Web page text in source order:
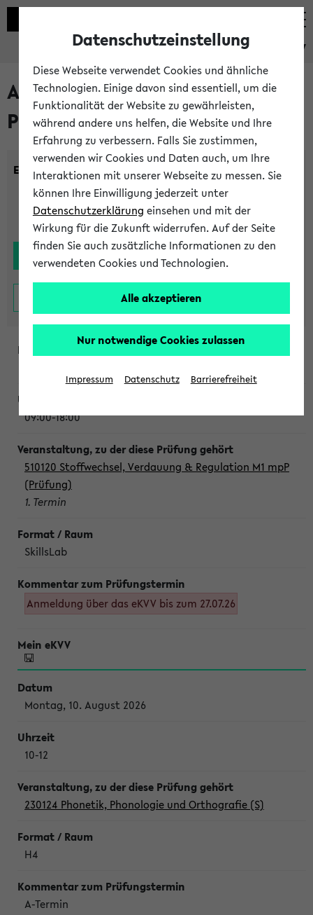
eKVV
Alle noch stattfindenden
Prüfungen
Einrichtung:
09:00-18:00
510120 Stoffwechsel, Verdauung & Regulation M1 mpP
(Prüfung)
1. Termin
SkillsLab
Anmeldung über das eKVV bis zum 27.07.26
Montag, 10. August 2026
10-12
230124 Phonetik, Phonologie und Orthografie (S)
H4
A-Termin
Datenschutzeinstellung
Diese Webseite verwendet Cookies und ähnliche
Technologien. Einige davon sind essentiell, um die
Funktionalität der Website zu gewährleisten,
während andere uns helfen, die Website und Ihre
Erfahrung zu verbessern. Falls Sie zustimmen,
verwenden wir Cookies und Daten auch, um Ihre
Interaktionen mit unserer Webseite zu messen. Sie
können Ihre Einwilligung jederzeit unter
Datenschutzerklärung einsehen und mit der
Wirkung für die Zukunft widerrufen. Auf der Seite
finden Sie auch zusätzliche Informationen zu den
verwendeten Cookies und Technologien.
Alle akzeptieren
Nur notwendige Cookies zulassen
Impressum Datenschutz Barrierefreiheit